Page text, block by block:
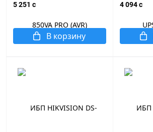
5 251 c
В корзину
4 094 c